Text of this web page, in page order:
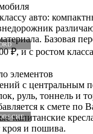
авто:
Базовая
₽, и с ростом
элементов
с центральным
руль, тоннель и
к смете по
капитанские
и пошива.